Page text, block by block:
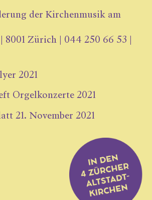
der Kirchenmusik am
Zürich | 044 250 66 53 |
2021
Orgelkonzerte 2021
21. November 2021